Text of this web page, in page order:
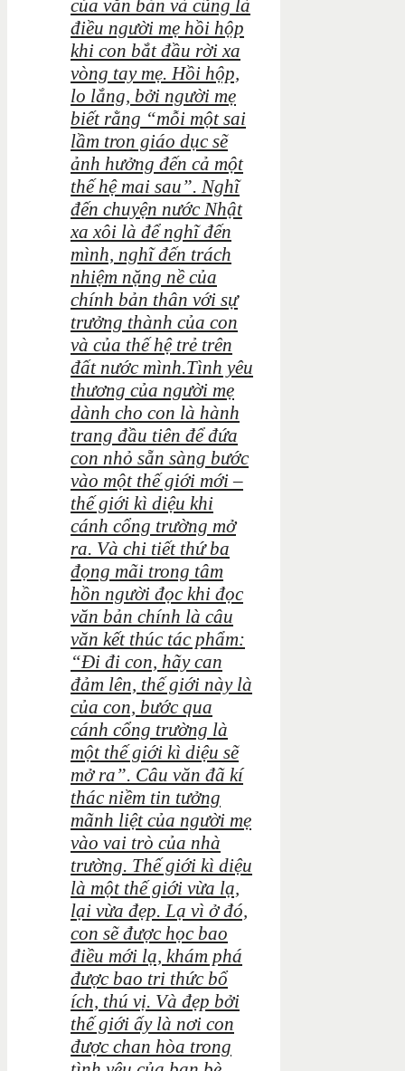
của văn bản và cũng là
điều người mẹ hồi hộp
khi con bắt đầu rời xa
vòng tay mẹ. Hồi hộp,
lo lắng, bởi người mẹ
biết rằng “mỗi một sai
lầm tron giáo dục sẽ
ảnh hưởng đến cả một
thế hệ mai sau”. Nghĩ
đến chuyện nước Nhật
xa xôi là để nghĩ đến
mình, nghĩ đến trách
nhiệm nặng nề của
chính bản thân với sự
trưởng thành của con
và của thế hệ trẻ trên
đất nước mình.Tình yêu
thương của người mẹ
dành cho con là hành
trang đầu tiên để đứa
con nhỏ sẵn sàng bước
vào một thế giới mới –
thế giới kì diệu khi
cánh cổng trường mở
ra. Và chi tiết thứ ba
đọng mãi trong tâm
hồn người đọc khi đọc
văn bản chính là câu
văn kết thúc tác phẩm:
“Đi đi con, hãy can
đảm lên, thế giới này là
của con, bước qua
cánh cổng trường là
một thế giới kì diệu sẽ
mở ra”. Câu văn đã kí
thác niềm tin tưởng
mãnh liệt của người mẹ
vào vai trò của nhà
trường. Thế giới kì diệu
là một thế giới vừa lạ,
lại vừa đẹp. Lạ vì ở đó,
con sẽ được học bao
điều mới lạ, khám phá
được bao tri thức bổ
ích, thú vị. Và đẹp bởi
thế giới ấy là nơi con
được chan hòa trong